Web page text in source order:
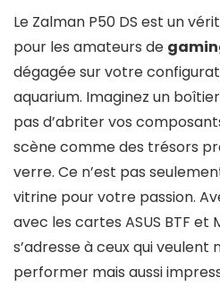
Le Zalman P50 DS est un
pour les amateurs de
dégagée sur votre
aquarium. Imaginez un
pas d’abriter vos
scène comme des trésors
verre. Ce n’est pas
vitrine pour votre passion.
avec les cartes ASUS BTF et
s’adresse à ceux qui veulent
performer mais aussi